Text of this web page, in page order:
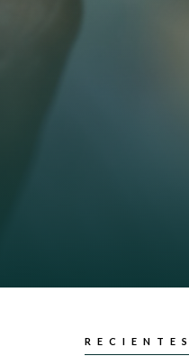
RECIENTES